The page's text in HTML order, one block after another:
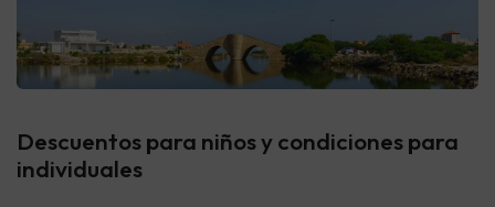
Descuentos para niños y condiciones para
individuales